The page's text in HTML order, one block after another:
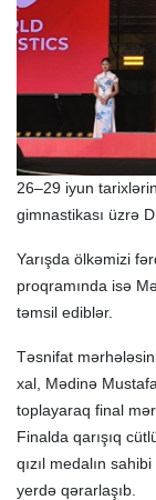
26–29 iyun
gimnastikası üzrə
Yarışda ölkəmizi
proqramında isə
təmsil ediblər.
Təsnifat
xal, Mədinə
toplayaraq final
Finalda qarışıq
qızıl medalın
yerdə qərarlaşıb.